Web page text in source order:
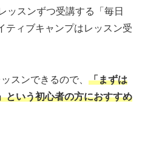
ッスンずつ受講する「毎日
ティブキャンプはレッスン受
スンできるので、 「まずは
という初心者の方におすすめ